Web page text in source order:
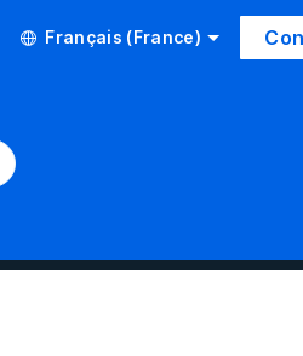
Français (France)